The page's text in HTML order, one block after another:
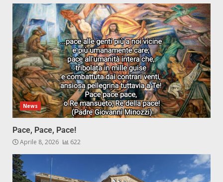
News
Pace, Pace, Pace!
Aprile 8, 2026 622